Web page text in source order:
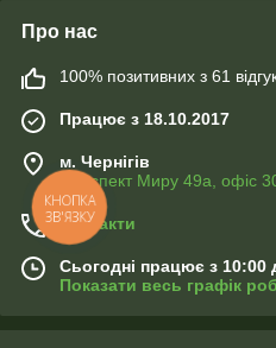
Про нас
100% позитивних з 61
Працює з 18.10.2017
м. Чернігів
Проспект Миру 49а, офіс
Контакти
Сьогодні працює з 10:00
Показати весь графік
КНОПКА
ЗВ'ЯЗКУ